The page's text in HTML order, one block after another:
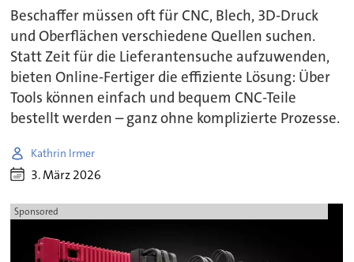
Beschaffer müssen oft für CNC, Blech, 3D-Druck
und Oberflächen verschiedene Quellen suchen.
Statt Zeit für die Lieferantensuche aufzuwenden,
bieten Online-Fertiger die effiziente Lösung: Über
Tools können einfach und bequem CNC-Teile
bestellt werden – ganz ohne komplizierte Prozesse.
Kathrin Irmer
3. März 2026
Sponsored